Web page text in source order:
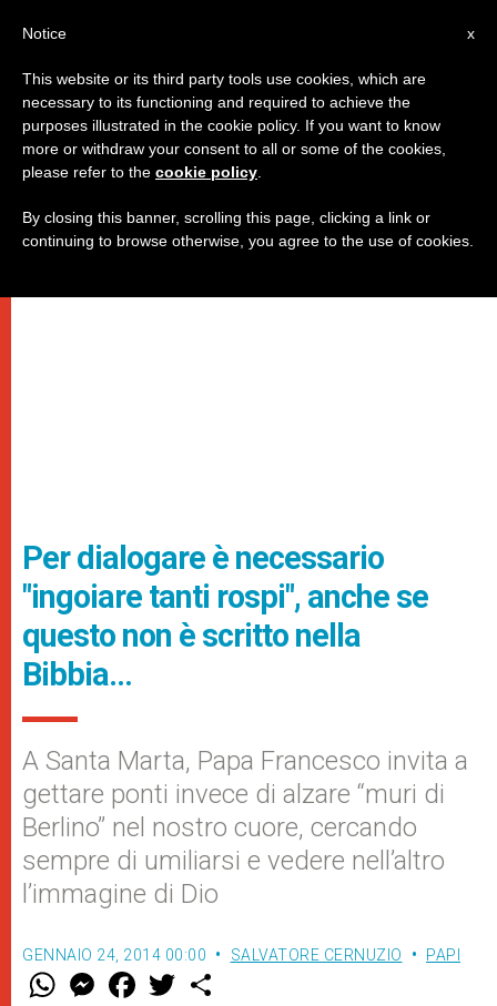
Per dialogare è necessario
"ingoiare tanti rospi", anche se
questo non è scritto nella
Bibbia…
A Santa Marta, Papa Francesco invita a
gettare ponti invece di alzare “muri di
Berlino” nel nostro cuore, cercando
sempre di umiliarsi e vedere nell’altro
l’immagine di Dio
GENNAIO 24, 2014 00:00 SALVATORE CERNUZIO PAPI
W M
e
F
a w
x
Notice
This website or its third party tools use cookies, which are
necessary to its functioning and required to achieve the
purposes illustrated in the cookie policy. If you want to know
more or withdraw your consent to all or some of the cookies,
please refer to the cookie policy
By closing this banner, scrolling this page, clicking a link or
continuing to browse otherwise, you agree to the use of cookies.